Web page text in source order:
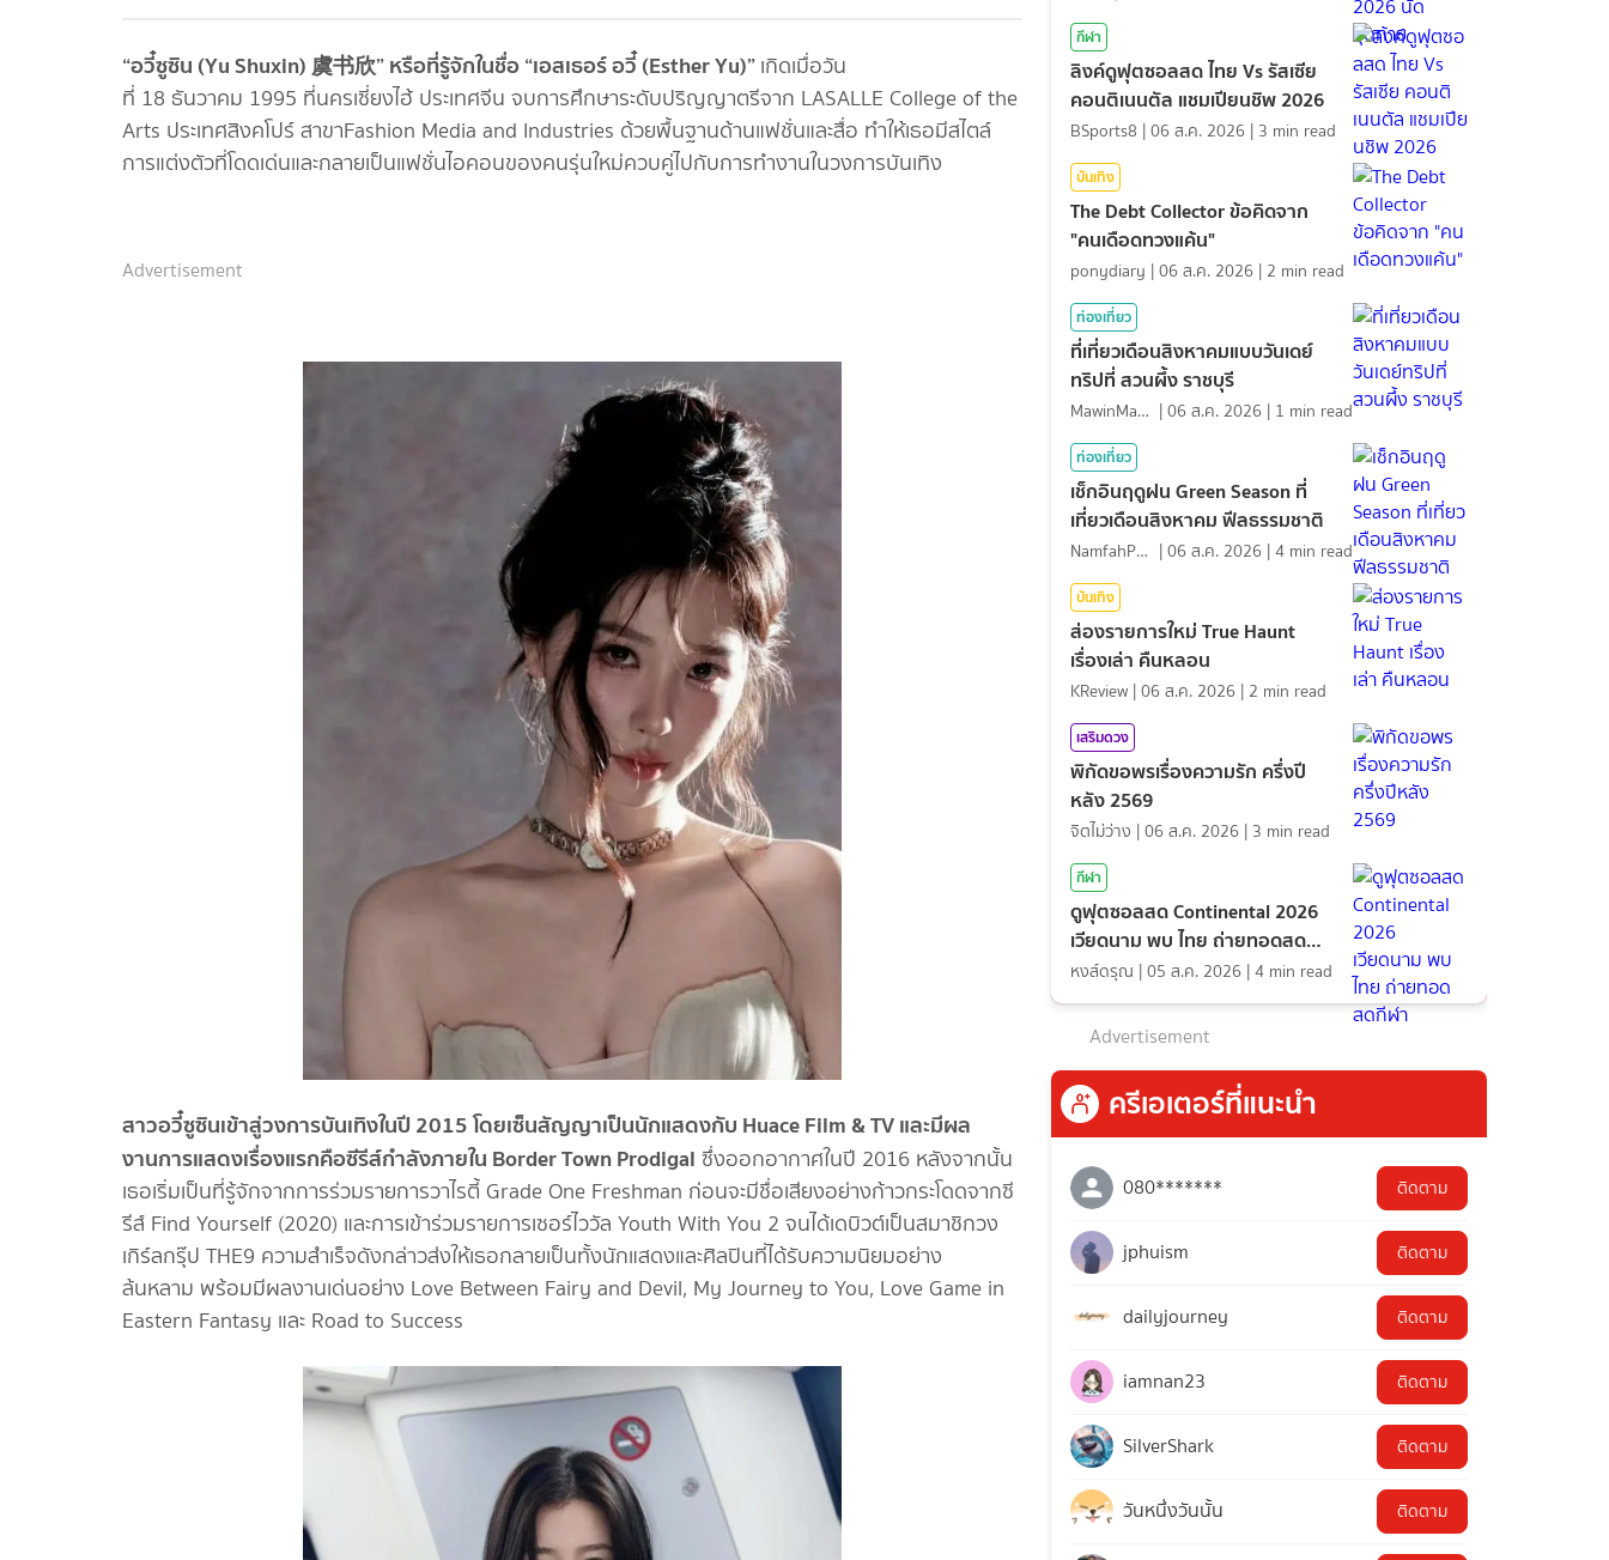
“อวี๋ซูซิน (Yu Shuxin) 虞书欣” หรือที่รู้จักในชื่อ “เอสเธอร์ อวี๋ (Esther Yu)”เกิดเมื่อวัน
ที่ 18 ธันวาคม 1995 ที่นครเซี่ยงไฮ้ ประเทศจีน จบการศึกษาระดับปริญญาตรีจาก LASALLE College of the
Arts ประเทศสิงคโปร์ สาขาFashion Media and Industries ด้วยพื้นฐานด้านแฟชั่นและสื่อ ทำให้เธอมีสไตล์
การแต่งตัวที่โดดเด่นและกลายเป็นแฟชั่นไอคอนของคนรุ่นใหม่ควบคู่ไปกับการทำงานในวงการบันเทิง
Advertisement
สาวอวี๋ซูซินเข้าสู่วงการบันเทิงในปี 2015 โดยเซ็นสัญญาเป็นนักแสดงกับ Huace Film & TV และมีผล
งานการแสดงเรื่องแรกคือซีรีส์กำลังภายใน Border Town Prodigal ซึ่งออกอากาศในปี 2016 หลังจากนั้น
เธอเริ่มเป็นที่รู้จักจากการร่วมรายการวาไรตี้ Grade One Freshman ก่อนจะมีชื่อเสียงอย่างก้าวกระโดดจากซี
รีส์ Find Yourself (2020) และการเข้าร่วมรายการเซอร์ไววัล Youth With You 2 จนได้เดบิวต์เป็นสมาชิกวง
เกิร์ลกรุ๊ป THE9 ความสำเร็จดังกล่าวส่งให้เธอกลายเป็นทั้งนักแสดงและศิลปินที่ได้รับความนิยมอย่าง
ล้นหลาม พร้อมมีผลงานเด่นอย่าง Love Between Fairy and Devil, My Journey to You, Love Game in
Eastern Fantasy และ Road to Success
กีฬา
ลิงค์ดูฟุตซอลสด ไทย Vs รัสเซีย
คอนติเนนตัล แชมเปียนชิพ 2026
BSports8 |06 ส.ค. 2026 | 3 min read
บันเทิง
The Debt Collector ข้อคิดจาก
"คนเดือดทวงแค้น"
ponydiary |06 ส.ค. 2026 | 2 min read
ท่องเที่ยว
ที่เที่ยวเดือนสิงหาคมแบบวันเดย์
ทริปที่ สวนผึ้ง ราชบุรี
MawinMatravel |06 ส.ค. 2026 | 1 min read
ท่องเที่ยว
เช็กอินฤดูฝน Green Season ที่
เที่ยวเดือนสิงหาคม ฟีลธรรมชาติ
NamfahPhupha |06 ส.ค. 2026 |4 min read
บันเทิง
ส่องรายการใหม่ True Haunt
เรื่องเล่า คืนหลอน
KReview |06 ส.ค. 2026 | 2 min read
เสริมดวง
พิกัดขอพรเรื่องความรัก ครึ่งปี
หลัง 2569
จิตไม่ว่าง |06 ส.ค. 2026 | 3 min read
กีฬา
ดูฟุตซอลสด Continental 2026
เวียดนาม พบ ไทย ถ่ายทอดสด
กีฬา
หงส์ดรุณ |05 ส.ค. 2026 |4 min read
Advertisement
ครีเอเตอร์ที่แนะนำ
080******* ติดตาม
jphuism ติดตาม
dailyjourney ติดตาม
iamnan23 ติดตาม
SilverShark ติดตาม
วันหนึ่งวันนั้น ติดตาม